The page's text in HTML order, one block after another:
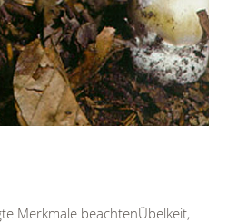
Merkmale beachtenÜbelkeit,